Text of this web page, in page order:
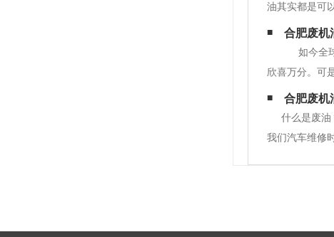
油其实都是可
加工、再生
注意以下这几
合肥废机
如今全球
欣喜万分。可
度浪费，对
合肥废机
什么是废油
我们汽车维修